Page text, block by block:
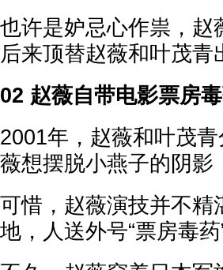
也许是妒忌心作祟，赵
后来顶替赵薇和叶茂青
02 赵薇自带电影票房
2001年，赵薇和叶茂
薇想摆脱小燕子的阴影
可惜，赵薇演技并不精
地，人送外号“票房毒药”